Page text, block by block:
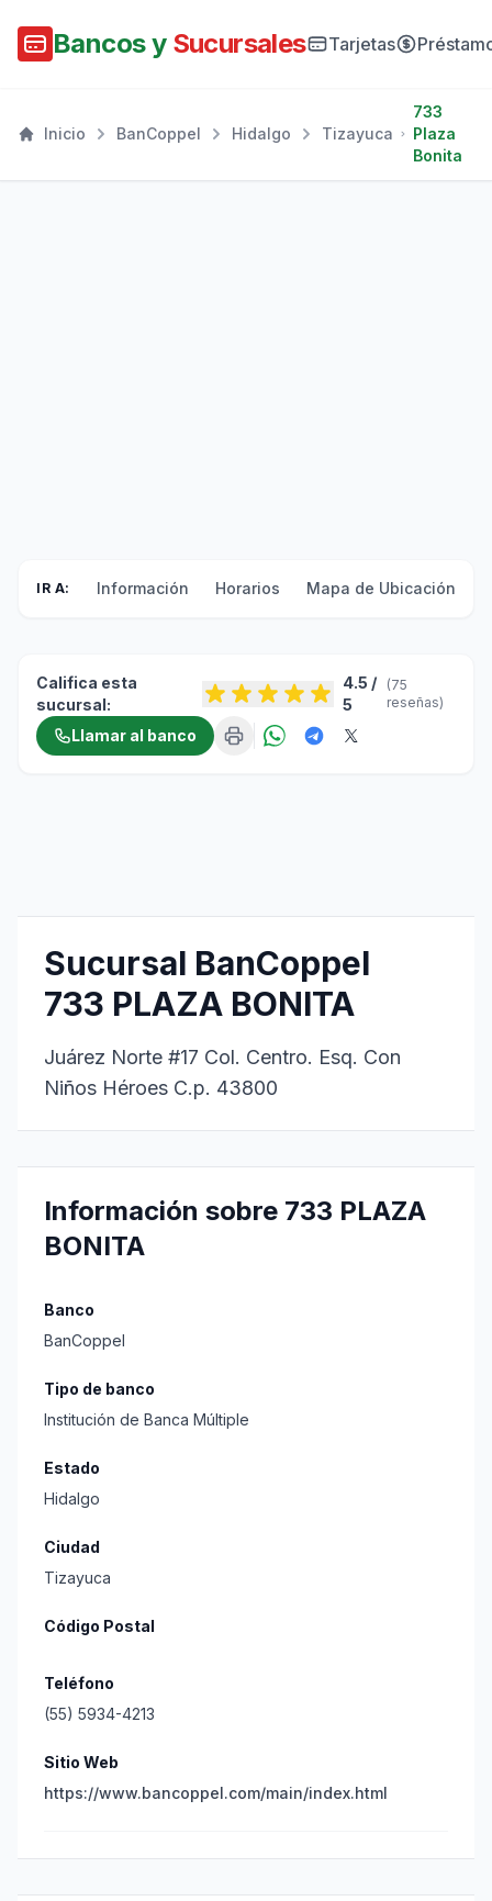
Bancos y Sucursales Tarjetas
Inicio BanCoppel Hidalgo Tizayuca
733
Plaza
Bonita
IR A: Información Horarios Mapa de Ubicación
Califica esta
sucursal:
4.5 /
5
(75
reseñas)
Llamar al banco
Sucursal BanCoppel
733 PLAZA BONITA
Juárez Norte #17 Col. Centro. Esq. Con
Niños Héroes C.p. 43800
Información sobre 733 PLAZA
BONITA
Banco
BanCoppel
Tipo de banco
Institución de Banca Múltiple
Estado
Hidalgo
Ciudad
Tizayuca
Código Postal
Teléfono
(55) 5934-4213
Sitio Web
https://www.bancoppel.com/main/index.html